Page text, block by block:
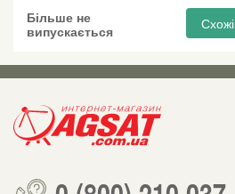
Більше не
випускається
Схожі